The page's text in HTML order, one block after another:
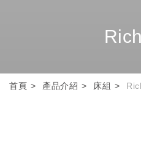
首頁 產品介紹 床組